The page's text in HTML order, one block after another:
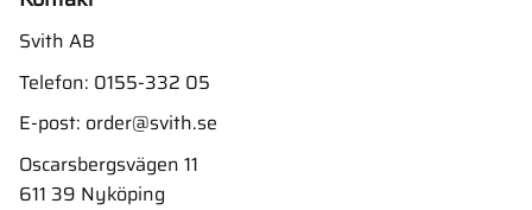
Svith AB
Telefon: 0155-332 05
E-post: order@svith.se
Oscarsbergsvägen 11
611 39 Nyköping